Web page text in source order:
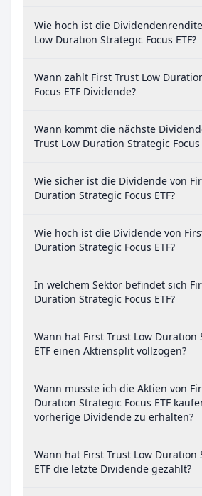
Wie hoch ist die
Low Duration Strategic Focus ETF?
Wann zahlt First Trust Low
Focus ETF Dividende?
Wann kommt die nächste
Trust Low Duration Strategic Focus
Wie sicher ist die Dividende von
Duration Strategic Focus ETF?
Wie hoch ist die Dividende von
Duration Strategic Focus ETF?
In welchem Sektor befindet sich
Duration Strategic Focus ETF?
Wann hat First Trust Low Duration
ETF einen Aktiensplit vollzogen?
Wann musste ich die Aktien von
Duration Strategic Focus ETF
vorherige Dividende zu erhalten?
Wann hat First Trust Low Duration
ETF die letzte Dividende gezahlt?